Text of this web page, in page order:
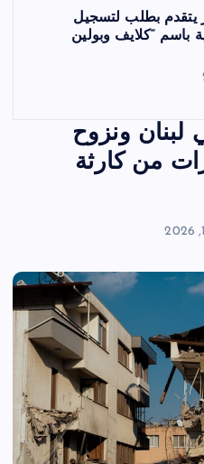
يتقدم بطلب لتسجيل
باسم “كلايف وبولين
ونزوح
من كارثة